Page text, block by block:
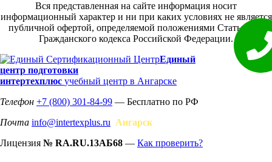
Вся представленная на сайте информация носит
информационный характер и ни при каких условиях не является
публичной офертой, определяемой положениями Статьи 437
Гражданского кодекса Российской Федерации.
Единый
центр подготовки
интертехплюс учебный центр в Ангарске
Телефон +7 (800) 301-84-99 — Бесплатно по РФ
Почта info@intertexplus.ru Ангарск
Лицензия № RA.RU.13АБ68 — Как проверить?